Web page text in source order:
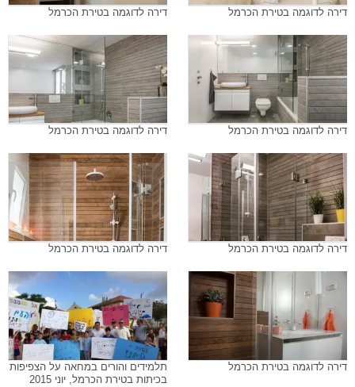
דירה לדוגמה בטירת הכרמל דירה לדוגמה בטירת הכרמל
דירה לדוגמה בטירת הכרמל דירה לדוגמה בטירת הכרמל
דירה לדוגמה בטירת הכרמל דירה לדוגמה בטירת הכרמל
דירה לדוגמה בטירת הכרמל
תלמידים והורים במחאה על הצפיפות
בכיתות בטירת הכרמל, יוני 2015